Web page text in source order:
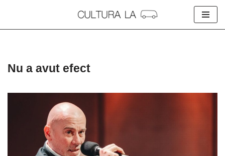
Nu a avut efect